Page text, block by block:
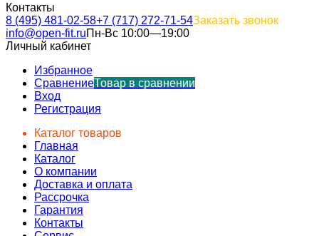
Контакты
8 (495) 481-02-58+7 (717) 272-71-54Заказать звонок
info@open-fit.ruПн-Вс 10:00—19:00
Личный кабинет
Избранное
СравнениеТовар в сравнении
Вход
Регистрация
Каталог товаров
Главная
Каталог
О компании
Доставка и оплата
Рассрочка
Гарантия
Контакты